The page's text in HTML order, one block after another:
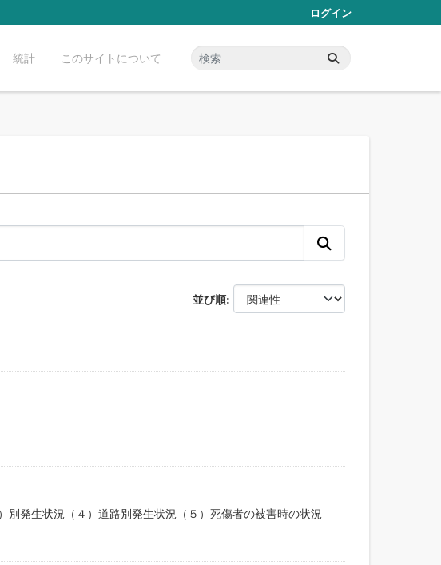
ログイン
統計 このサイトについて
並び順
別発生状況（４）道路別発生状況（５）死傷者の被害時の状況